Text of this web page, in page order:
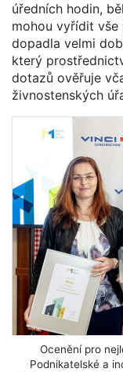
úředních hodin,
mohou vyřídit vše
dopadla velmi
který
dotazů ověřuje
živnostenských
Ocenění pro
Podnikatelské a